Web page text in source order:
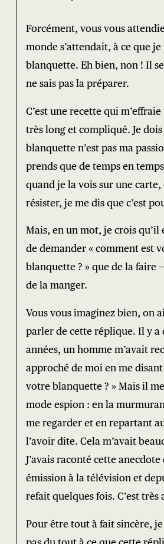
Forcément, vous vous
monde s’attendait, à ce que
blanquette. Eh bien, non ! Il
ne sais pas la préparer.
C’est une recette qui
très long et compliqué. Je
blanquette n’est pas ma
prends que de temps en
quand je la vois sur une carte,
résister, je me dis que c’est
Mais, en un mot, je crois qu’il
de demander « comment est
blanquette ? » que de la faire
de la manger.
Vous vous imaginez bien, on
parler de cette réplique. Il y a
années, un homme m’avait
approché de moi en me
votre blanquette ? » Mais il
mode espion : en la
me regarder et en repartant
l’avoir dite. Cela m’avait
J’avais raconté cette anecdote
émission à la télévision et
refait quelques fois. C’est très
Pour être tout à fait sincère, je